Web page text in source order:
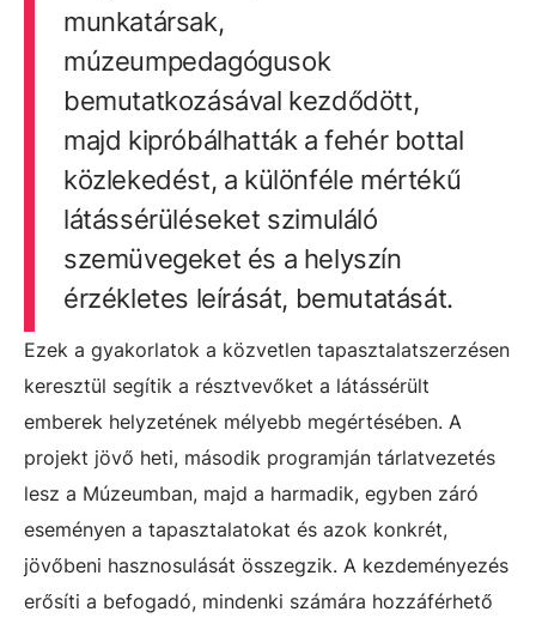
munkatársak,
múzeumpedagógusok
bemutatkozásával kezdődött,
majd kipróbálhatták a fehér bottal
közlekedést, a különféle mértékű
látássérüléseket szimuláló
szemüvegeket és a helyszín
érzékletes leírását, bemutatását.
Ezek a gyakorlatok a közvetlen tapasztalatszerzésen
keresztül segítik a résztvevőket a látássérült
emberek helyzetének mélyebb megértésében. A
projekt jövő heti, második programján tárlatvezetés
lesz a Múzeumban, majd a harmadik, egyben záró
eseményen a tapasztalatokat és azok konkrét,
jövőbeni hasznosulását összegzik. A kezdeményezés
erősíti a befogadó, mindenki számára hozzáférhető